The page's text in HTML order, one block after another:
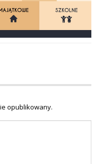
opublikowany.